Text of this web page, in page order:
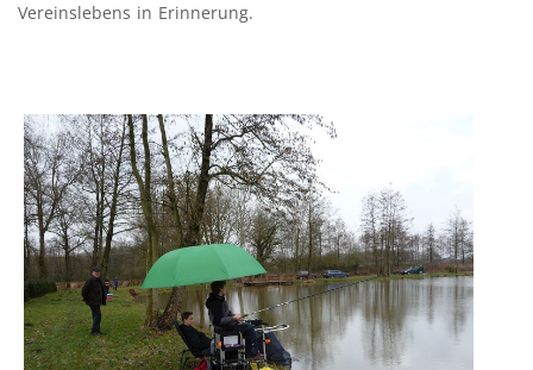
Vereinslebens in Erinnerung.